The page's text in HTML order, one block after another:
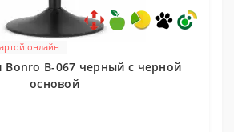
онлайн
Bonro B-067 черный с черной
основой